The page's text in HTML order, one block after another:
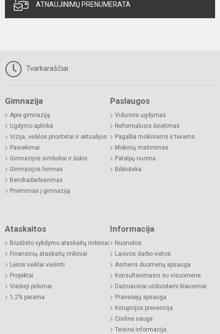
ATNAUJINIMŲ PRENUMERATA
Tvarkaraščiai
Gimnazija
Apie gimnaziją
Ugdymo aplinka
Vizija, veiklos prioritetai ir aktualijos
Pasiekimai
Gimnazijos simboliai ir šūkis
Gimnazijos himnas
Bendradarbiavimas
Priėmimas į gimnaziją
Paslaugos
Vidurinis ugdymas
Neformalusis švietimas
Pagalba mokiniams ir tėvams
Mokinių maitinimas
Patalpų nuoma
Biblioteka
Ataskaitos
Biudžeto vykdymo ataskaitų rinkiniai
Finansinių ataskaitų rinkiniai
Lėšos veiklai viešinti
Projektai
Viešieji pirkimai
1,2% parama
Informacija
Nuorodos
Laisvos darbo vietos
Asmens duomenų apsauga
Konsultavimasis su visuomene
Dažniausiai užduodami klausimai
Pranešėjų apsauga
Korupcijos prevencija
Civilinė sauga
Teisinė informacija